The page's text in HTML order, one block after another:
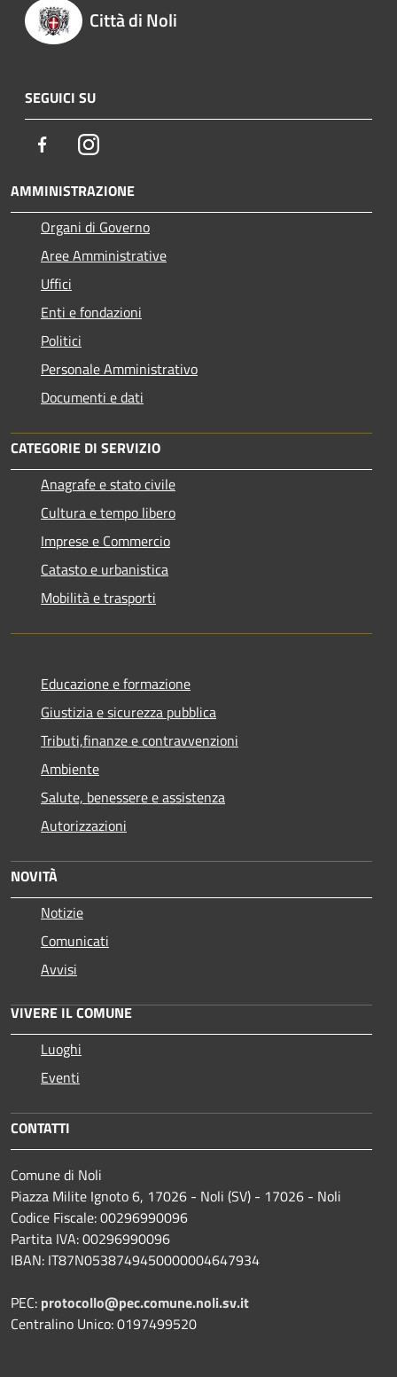
Città di Noli
SEGUICI SU
FacebookInstagram
AMMINISTRAZIONE
Organi di Governo
Aree Amministrative
Uffici
Enti e fondazioni
Politici
Personale Amministrativo
Documenti e dati
CATEGORIE DI SERVIZIO
Anagrafe e stato civile
Cultura e tempo libero
Imprese e Commercio
Catasto e urbanistica
Mobilità e trasporti
Educazione e formazione
Giustizia e sicurezza pubblica
Tributi,finanze e contravvenzioni
Ambiente
Salute, benessere e assistenza
Autorizzazioni
NOVITÀ
Notizie
Comunicati
Avvisi
VIVERE IL COMUNE
Luoghi
Eventi
CONTATTI
Comune di Noli
Piazza Milite Ignoto 6, 17026 - Noli (SV) - 17026 - Noli
Codice Fiscale: 00296990096
Partita IVA: 00296990096
IBAN: IT87N0538749450000004647934
PEC: protocollo@pec.comune.noli.sv.it
Centralino Unico: 0197499520